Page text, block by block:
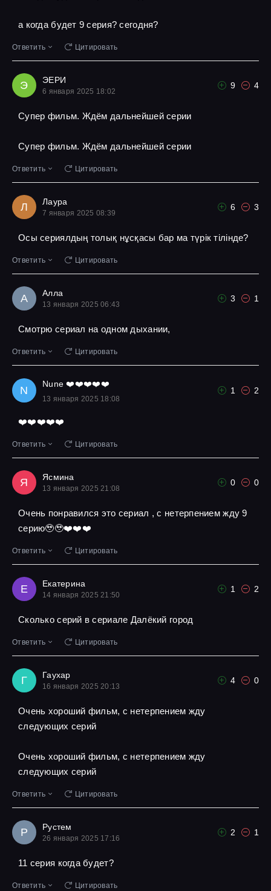
а когда будет 9 серия? сегодня?
Ответить Цитировать
Э ЭЕРИ
6 января 2025 18:02
9 4
Супер фильм. Ждём дальнейшей серии
Супер фильм. Ждём дальнейшей серии
Ответить Цитировать
Л Лаура
7 января 2025 08:39
6 3
Осы сериялдың толық нұсқасы бар ма түрік тілінде?
Ответить Цитировать
А Алла
13 января 2025 06:43
3 1
Смотрю сериал на одном дыхании,
Ответить Цитировать
N
Nune ❤️❤️❤️❤️❤️
13 января 2025 18:08
1 2
❤️❤️❤️❤️❤️
Ответить Цитировать
Я Ясмина
13 января 2025 21:08
0 0
Очень понравился это сериал , с нетерпением жду 9
серию🥹🥹❤️❤️❤️
Ответить Цитировать
Е Екатерина
14 января 2025 21:50
1 2
Сколько серий в сериале Далёкий город
Ответить Цитировать
Г Гаухар
16 января 2025 20:13
4 0
Очень хороший фильм, с нетерпением жду
следующих серий
Очень хороший фильм, с нетерпением жду
следующих серий
Ответить Цитировать
Р Рустем
26 января 2025 17:16
2 1
11 серия когда будет?
Ответить Цитировать